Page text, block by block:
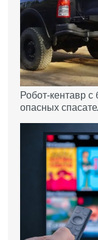
Робот-кентавр
опасных